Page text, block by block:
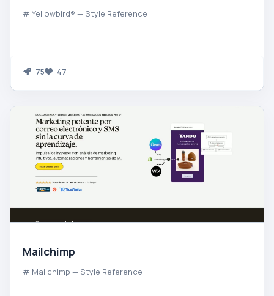
# Yellowbird® — Style Reference
75 47
Mailchimp
# Mailchimp — Style Reference